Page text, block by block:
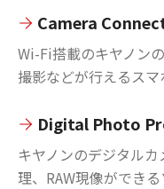
Camera
Wi-Fi搭載のキヤノン
撮影などが行えるスマ
Digital Photo
キヤノンのデジタル
理、RAW現像ができる